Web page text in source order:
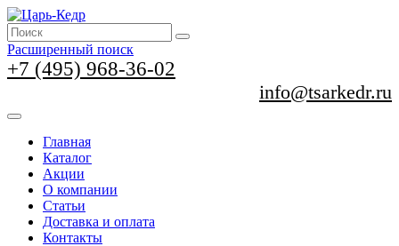
Расширенный поиск
+7 (495) 968-36-02
info@tsarkedr.ru
Главная
Каталог
Акции
О компании
Статьи
Доставка и оплата
Контакты